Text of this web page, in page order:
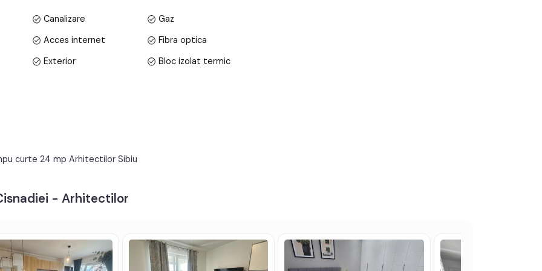
electric, contorizare separata;
Canalizare
Gaz
Acces internet
Fibra optica
Exterior Bloc izolat termic
Acoperis
curte 24 mp Arhitectilor Sibiu
- Arhitectilor